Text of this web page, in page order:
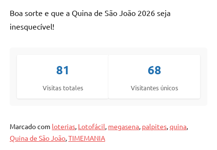
Boa sorte e que a Quina de São João 2026 seja
inesquecível!
81
Visitas totales
68
Visitantes únicos
Marcado com loterias, Lotofácil, megasena, palpites,quina,
Quina de São João,TIMEMANIA